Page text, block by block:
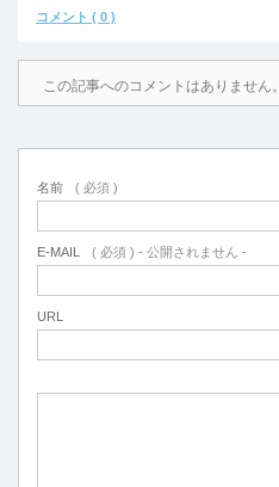
コメント ( 0 )
この記事へのコメントはありません。
名前 ( 必須 )
E-MAIL ( 必須 ) - 公開されません -
URL